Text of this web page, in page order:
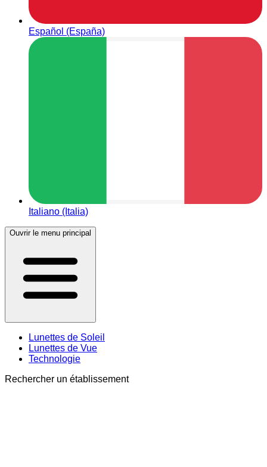
Español (España)
Italiano (Italia)
Ouvrir le menu principal
Lunettes de Soleil
Lunettes de Vue
Technologie
Rechercher un établissement